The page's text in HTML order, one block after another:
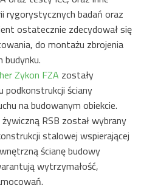
rygorystycznych badań oraz
ostatecznie zdecydował się
do montażu zbrojenia
Zykon FZA zostały
ściany
na budowanym obiekcie.
RSB został wybrany
stalowej wspierającej
ścianę budowy
wytrzymałość,